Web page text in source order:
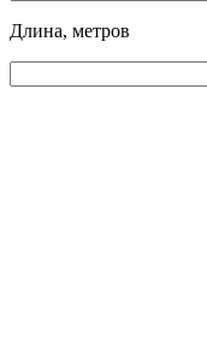
Длина, метров